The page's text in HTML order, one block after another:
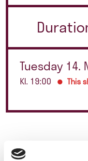
Tuesday 14.
Kl. 19:00 This